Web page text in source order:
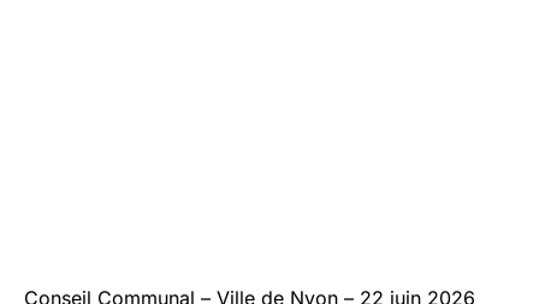
Conseil Communal – Ville de Nyon – 22 juin 2026